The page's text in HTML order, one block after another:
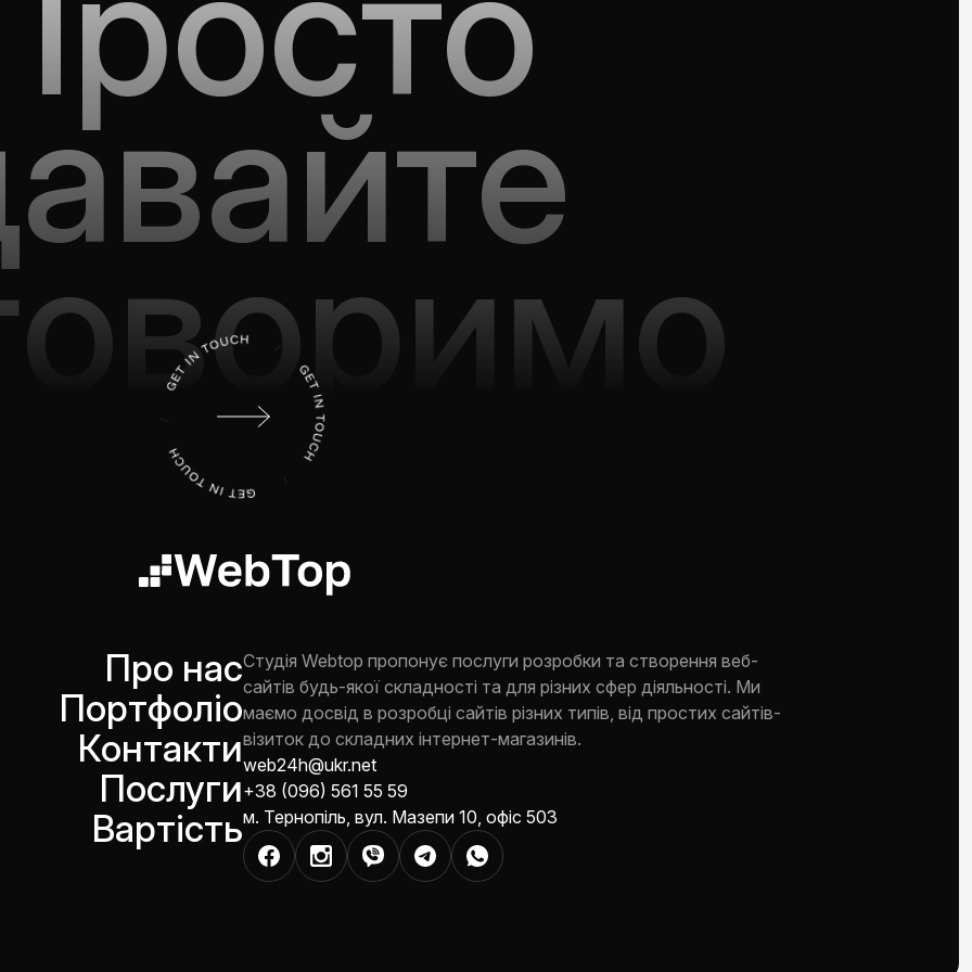
Про нас
Портфоліо
Контакти
Послуги
Вартість
Студія Webtop пропонує послуги розробки та створення веб-
сайтів будь-якої складності та для різних сфер діяльності. Ми
маємо досвід в розробці сайтів різних типів, від простих сайтів-
візиток до складних інтернет-магазинів.
web24h@ukr.net
+38 (096) 561 55 59
м. Тернопіль, вул. Мазепи 10, офіс 503